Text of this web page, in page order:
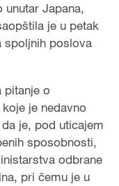
unutar Japana,
je u petak
spoljnih poslova
pitanje o
je nedavno
je, pod uticajem
sposobnosti,
odbrane
pri čemu je u